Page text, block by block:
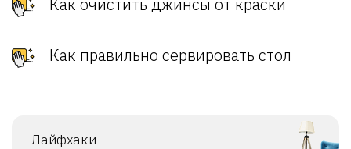
Как правильно сервировать стол
Лайфхаки